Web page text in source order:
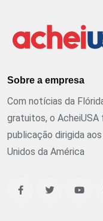
Sobre a empresa
Com notícias da
gratuitos, o
publicação dirigida
Unidos da América